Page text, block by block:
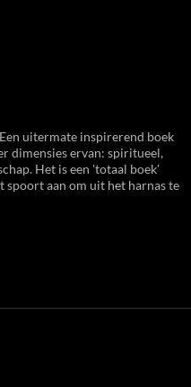
uitermate inspirerend boek
dimensies ervan: spiritueel,
Het is een 'totaal boek'
spoort aan om uit het harnas te